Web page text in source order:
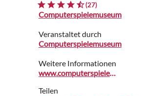
(27)
Computerspielemuseum
Veranstaltet durch
Computerspielemuseum
Weitere Informationen
www.computerspielemuseum.de
Teilen